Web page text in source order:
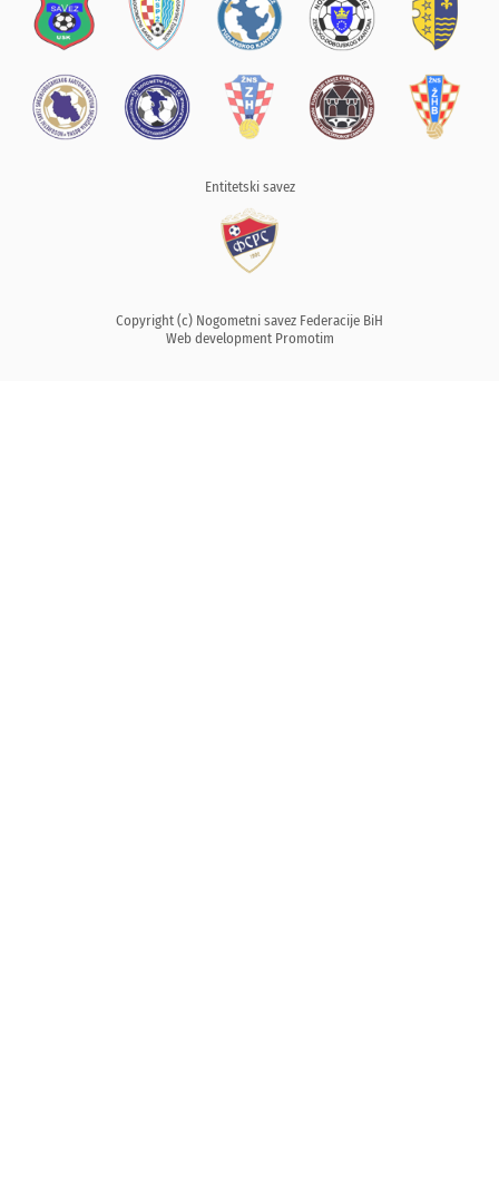
Entitetski savez
Copyright (c) Nogometni savez Federacije BiH
Web development Promotim